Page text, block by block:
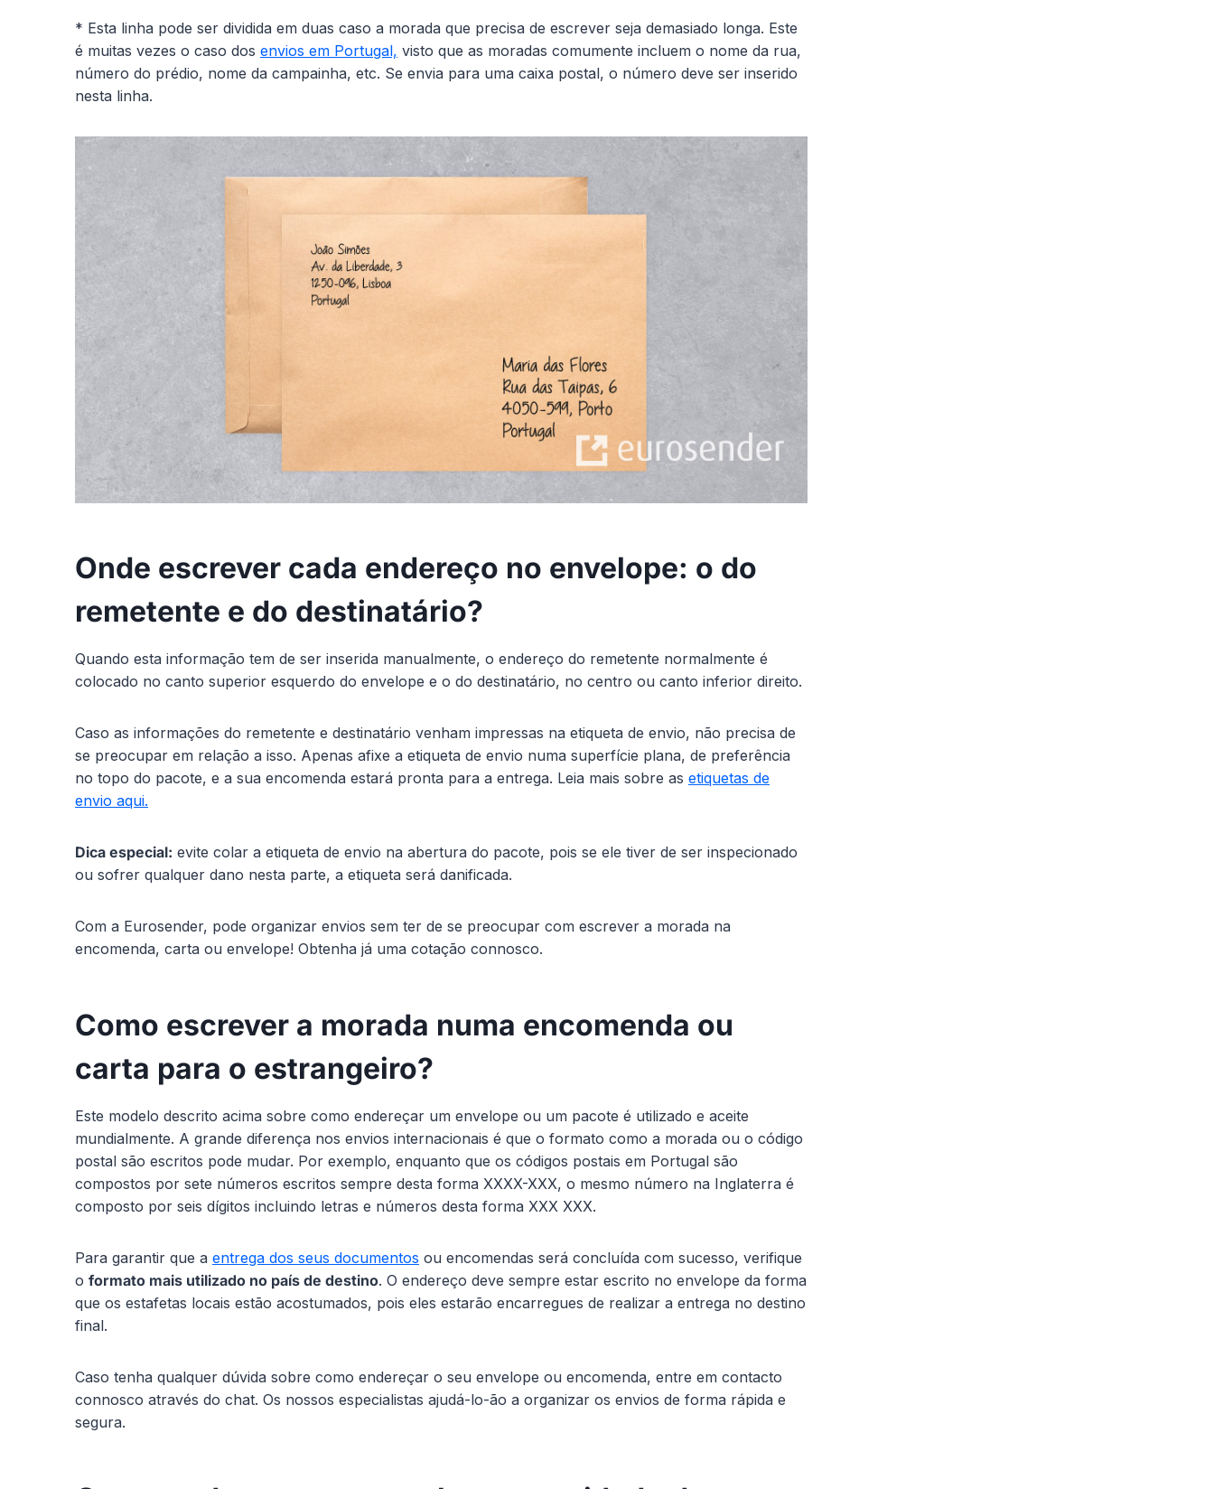
* Esta linha pode ser dividida em duas caso a morada que precisa de escrever seja demasiado longa. Este
é muitas vezes o caso dos envios em Portugal, visto que as moradas comumente incluem o nome da rua,
número do prédio, nome da campainha, etc. Se envia para uma caixa postal, o número deve ser inserido
nesta linha.
Onde escrever cada endereço no envelope: o do
remetente e do destinatário?
Quando esta informação tem de ser inserida manualmente, o endereço do remetente normalmente é
colocado no canto superior esquerdo do envelope e o do destinatário, no centro ou canto inferior direito.
Caso as informações do remetente e destinatário venham impressas na etiqueta de envio, não precisa de
se preocupar em relação a isso. Apenas afixe a etiqueta de envio numa superfície plana, de preferência
no topo do pacote, e a sua encomenda estará pronta para a entrega. Leia mais sobre as etiquetas de
envio aqui.
Dica especial: evite colar a etiqueta de envio na abertura do pacote, pois se ele tiver de ser inspecionado
ou sofrer qualquer dano nesta parte, a etiqueta será danificada.
Com a Eurosender, pode organizar envios sem ter de se preocupar com escrever a morada na
encomenda, carta ou envelope! Obtenha já uma cotação connosco.
Como escrever a morada numa encomenda ou
carta para o estrangeiro?
Este modelo descrito acima sobre como endereçar um envelope ou um pacote é utilizado e aceite
mundialmente. A grande diferença nos envios internacionais é que o formato como a morada ou o código
postal são escritos pode mudar. Por exemplo, enquanto que os códigos postais em Portugal são
compostos por sete números escritos sempre desta forma XXXX-XXX, o mesmo número na Inglaterra é
composto por seis dígitos incluindo letras e números desta forma XXX XXX.
Para garantir que a entrega dos seus documentos ou encomendas será concluída com sucesso, verifique
o formato mais utilizado no país de destino. O endereço deve sempre estar escrito no envelope da forma
que os estafetas locais estão acostumados, pois eles estarão encarregues de realizar a entrega no destino
final.
Caso tenha qualquer dúvida sobre como endereçar o seu envelope ou encomenda, entre em contacto
connosco através do chat. Os nossos especialistas ajudá-lo-ão a organizar os envios de forma rápida e
segura.